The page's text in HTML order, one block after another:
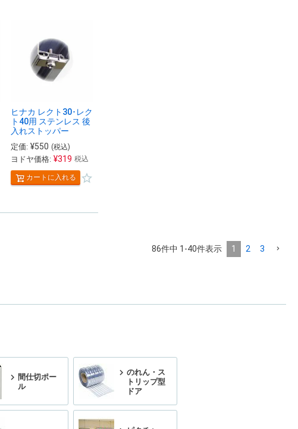
ヒナカ レクト30･レク
ト40用 ステンレス 後
入れストッパー
定価: ¥550 (税込)
ヨドヤ価格: ¥319 税込
カートに入れる
86件中 1 -40件表示 1 2 3
間仕切ポー
ル
のれん・ス
トリップ型
ドア